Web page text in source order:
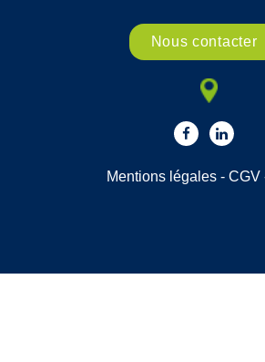
Nous contacter
Mentions légales - CGV